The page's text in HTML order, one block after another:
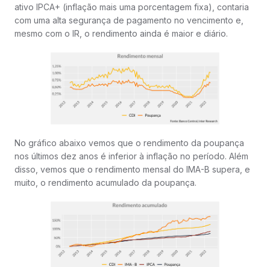
ativo IPCA+ (inflação mais uma porcentagem fixa), contaria
com uma alta segurança de pagamento no vencimento e,
mesmo com o IR, o rendimento ainda é maior e diário.
No gráfico abaixo vemos que o rendimento da poupança
nos últimos dez anos é inferior à inflação no período. Além
disso, vemos que o rendimento mensal do IMA-B supera, e
muito, o rendimento acumulado da poupança.